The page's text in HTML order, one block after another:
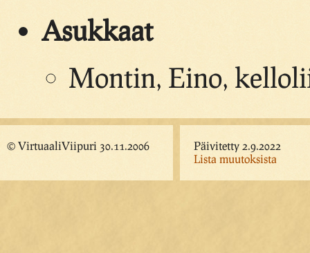
Asukkaat
Montin, Eino,
© VirtuaaliViipuri 30.11.2006
Päivitetty 2.9.2022
Lista muutoksista